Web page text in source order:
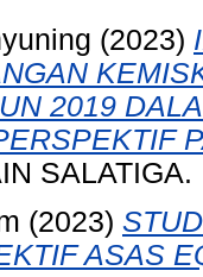
(2023)
2019
SALATIGA.
(2023)
ASAS